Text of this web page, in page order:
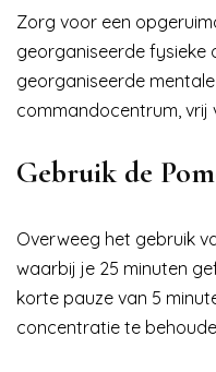
Zorg voor een
georganiseerde fysieke
georganiseerde
commandocentrum, vrij
Gebruik de
Overweeg het gebruik
waarbij je 25 minuten
korte pauze van 5
concentratie te